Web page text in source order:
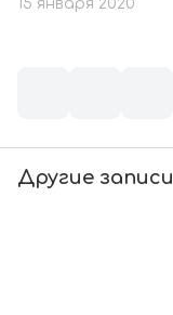
15 января 2020
Другие записи